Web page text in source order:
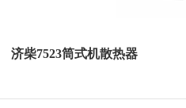
济柴7523筒式机散热器